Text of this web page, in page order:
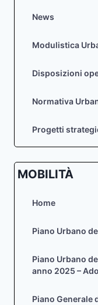
News
Modulistica
Disposizioni
Normativa
Progetti
MOBILITÀ
Home
Piano Urbano
Piano Urbano
anno 2025 –
Piano Generale